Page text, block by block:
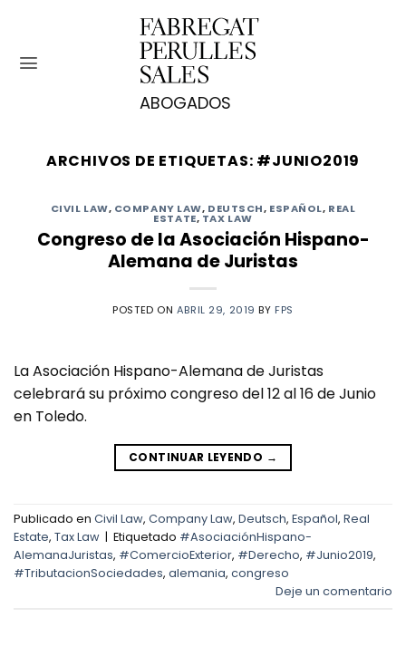
contenido
ARCHIVOS DE ETIQUETAS: #JUNIO2019
CIVIL LAW, COMPANY LAW, DEUTSCH, ESPAÑOL, REAL
ESTATE, TAX LAW
Congreso de la Asociación Hispano-
Alemana de Juristas
POSTED ON ABRIL 29, 2019 BY FPS
La Asociación Hispano-Alemana de Juristas
celebrará su próximo congreso del 12 al 16 de Junio
en Toledo.
CONTINUAR LEYENDO →
Publicado en Civil Law, Company Law, Deutsch, Español, Real
Estate, Tax Law | Etiquetado #AsociaciónHispano-
AlemanaJuristas, #ComercioExterior, #Derecho, #Junio2019,
#TributacionSociedades, alemania, congreso
Deje un comentario